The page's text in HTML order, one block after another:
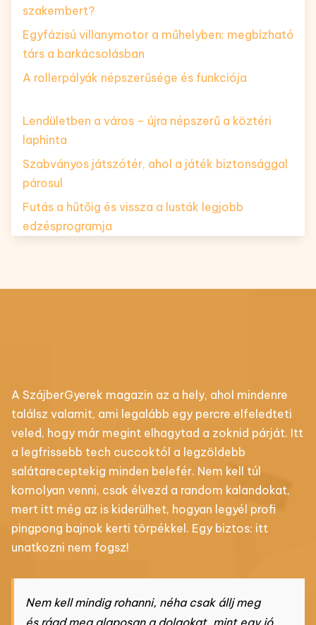
szakembert?
Egyfázisú villanymotor a műhelyben: megbízható
társ a barkácsolásban
A rollerpályák népszerűsége és funkciója
Lendületben a város – újra népszerű a köztéri
laphinta
Szabványos játszótér, ahol a játék biztonsággal
párosul
Futás a hűtőig és vissza a lusták legjobb
edzésprogramja
A SzájberGyerek magazin az a hely, ahol mindenre
találsz valamit, ami legalább egy percre elfeledteti
veled, hogy már megint elhagytad a zoknid párját. Itt
a legfrissebb tech cuccoktól a legzöldebb
salátareceptekig minden belefér. Nem kell túl
komolyan venni, csak élvezd a random kalandokat,
mert itt még az is kiderülhet, hogyan legyél profi
pingpong bajnok kerti törpékkel. Egy biztos: itt
unatkozni nem fogsz!
Nem kell mindig rohanni, néha csak állj meg
és rágd meg alaposan a dolgokat, mint egy jó